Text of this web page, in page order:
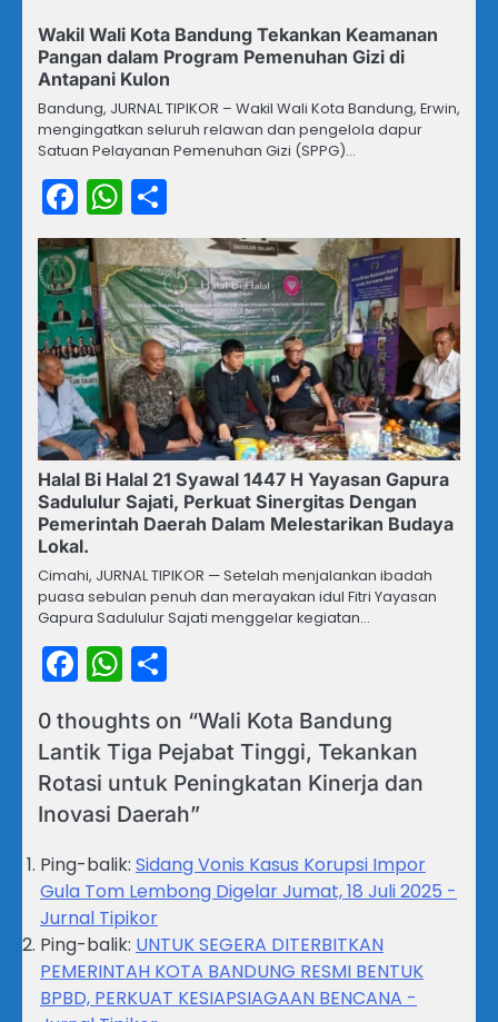
Wakil Wali Kota Bandung Tekankan Keamanan
Pangan dalam Program Pemenuhan Gizi di
Antapani Kulon
Bandung, JURNAL TIPIKOR – Wakil Wali Kota Bandung, Erwin,
mengingatkan seluruh relawan dan pengelola dapur
Satuan Pelayanan Pemenuhan Gizi (SPPG)…
Facebook
WhatsApp
Halal Bi Halal 21 Syawal 1447 H Yayasan Gapura
Sadululur Sajati, Perkuat Sinergitas Dengan
Pemerintah Daerah Dalam Melestarikan Budaya
Lokal.
Cimahi, JURNAL TIPIKOR — Setelah menjalankan ibadah
puasa sebulan penuh dan merayakan idul Fitri Yayasan
Gapura Sadululur Sajati menggelar kegiatan…
Facebook
WhatsApp
0 thoughts on “Wali Kota Bandung
Lantik Tiga Pejabat Tinggi, Tekankan
Rotasi untuk Peningkatan Kinerja dan
Inovasi Daerah”
Ping-balik: Sidang Vonis Kasus Korupsi Impor
Gula Tom Lembong Digelar Jumat, 18 Juli 2025 -
Jurnal Tipikor
Ping-balik: UNTUK SEGERA DITERBITKAN
PEMERINTAH KOTA BANDUNG RESMI BENTUK
BPBD, PERKUAT KESIAPSIAGAAN BENCANA -